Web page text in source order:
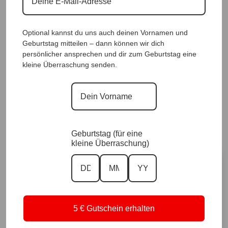
Designhose PowerSkin Black |Gr. UNI 36-44|,
Versand in 1–3 Arbeitstagen
Optional kannst du uns auch deinen Vornamen und
Geburtstag mitteilen – dann können wir dich
persönlicher ansprechen und dir zum Geburtstag eine
kleine Überraschung senden.
Geburtstag (für eine
kleine Überraschung)
5 € Gutschein erhalten